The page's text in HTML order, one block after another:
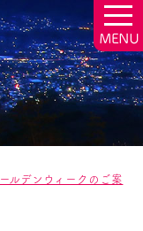
ールデンウィークのご案